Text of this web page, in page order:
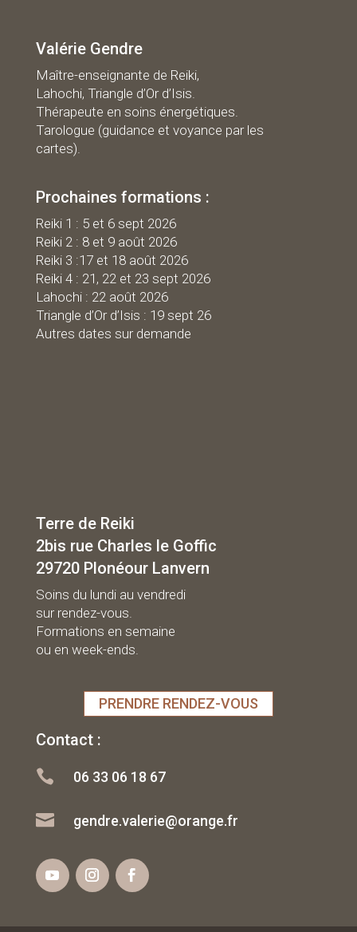
Valérie Gendre
Maître-enseignante de Reiki,
Lahochi, Triangle d’Or d’Isis.
Thérapeute en soins énergétiques.
Tarologue (guidance et voyance par les
cartes).
Prochaines formations :
Reiki 1 : 5 et 6 sept 2026
Reiki 2 : 8 et 9 août 2026
Reiki 3 :17 et 18 août 2026
Reiki 4 : 21, 22 et 23 sept 2026
Lahochi : 22 août 2026
Triangle d’Or d’Isis : 19 sept 26
Autres dates sur demande
Terre de Reiki
2bis rue Charles le Goffic
29720 Plonéour Lanvern
Soins du lundi au vendredi
sur rendez-vous.
Formations en semaine
ou en week-ends.
PRENDRE RENDEZ-VOUS
Contact :
 06 33 06 18 67
 gendre.valerie@orange.fr